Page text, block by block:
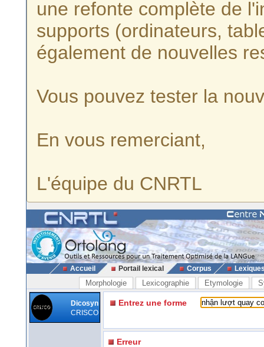
une refonte complète de
supports (ordinateurs,
également de nouvelles
Vous pouvez tester la
En vous remerciant,
L'équipe du CNRTL
Accueil Portail lexical Corpus
Morphologie Lexicographie Etymologie
Dicosyn
CRISCO
Entrez une forme
Erreur